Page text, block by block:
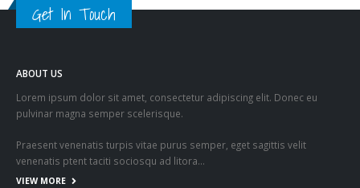
Get In Touch
ABOUT US
Lorem ipsum dolor sit amet, consectetur adipiscing elit. Donec eu
pulvinar magna semper scelerisque.
Praesent venenatis turpis vitae purus semper, eget sagittis velit
venenatis ptent taciti sociosqu ad litora…
VIEW MORE